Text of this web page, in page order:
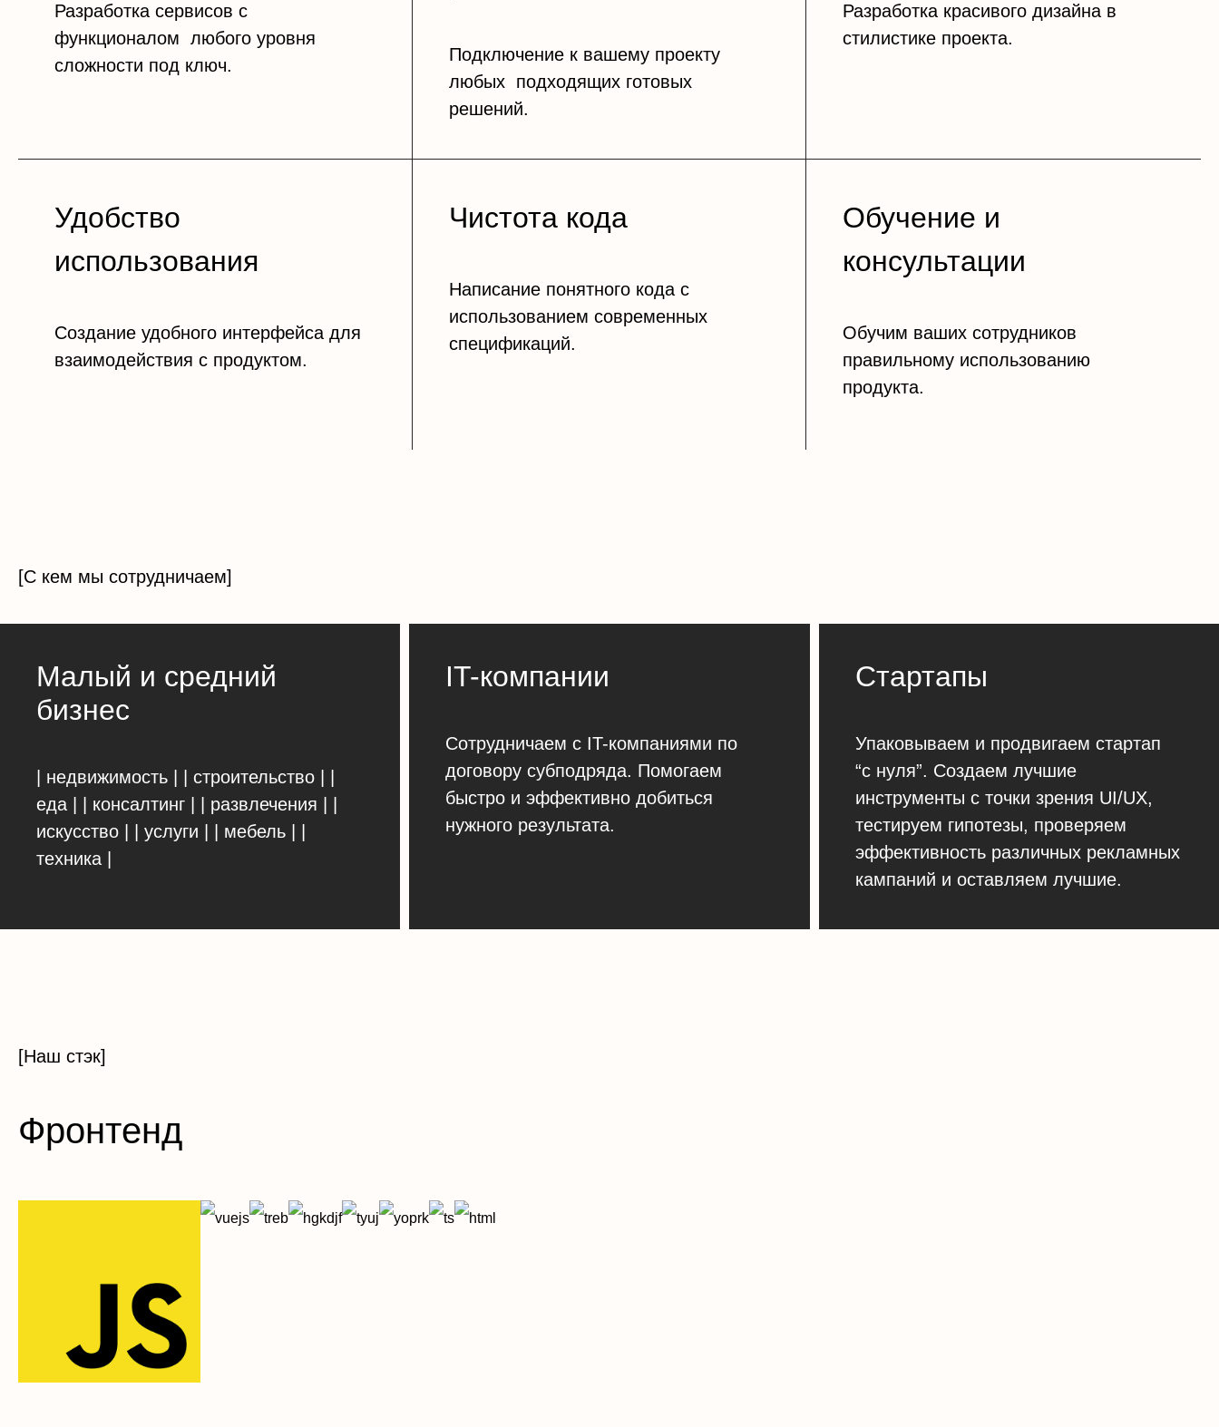
Разработка сервисов с
функционалом любого уровня
сложности под ключ.
Подключение к вашему проекту
любых подходящих готовых
решений.
Разработка красивого дизайна в
стилистике проекта.
Удобство
использования
Создание удобного интерфейса для
взаимодействия с продуктом.
Чистота кода
Написание понятного кода с
использованием современных
спецификаций.
Обучение и
консультации
Обучим ваших сотрудников
правильному использованию
продукта.
[С кем мы сотрудничаем]
Малый и средний
бизнес
| недвижимость | | строительство | |
еда | | консалтинг | | развлечения | |
искусство | | услуги | | мебель | |
техника |
IT-компании
Сотрудничаем с IT-компаниями по
договору субподряда. Помогаем
быстро и эффективно добиться
нужного результата.
Стартапы
Упаковываем и продвигаем стартап
“с нуля”. Создаем лучшие
инструменты с точки зрения UI/UX,
тестируем гипотезы, проверяем
эффективность различных рекламных
кампаний и оставляем лучшие.
[Наш стэк]
Фронтенд